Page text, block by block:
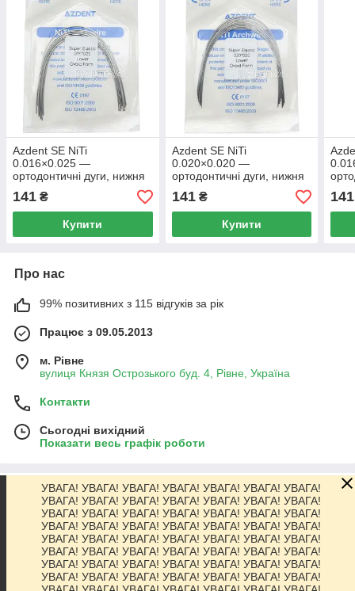
Azdent SE NiTi
0.016×0.025 —
ортодонтичні дуги, нижня
щелепа, Ovoid Form, 10
шт.
141 ₴
Купити
Azdent SE NiTi
0.020×0.020 —
ортодонтичні дуги, нижня
щелепа, Ovoid Form, 10
шт.
141₴
Купити
шт.
141
Про нас
99% позитивних з 115 відгуків за рік
Працює з 09.05.2013
м. Рівне
вулиця Князя Острозького буд. 4, Рівне, Україна
Контакти
Сьогодні вихідний
Показати весь графік роботи
Про нас
Контакти
Доставка та оплата
УВАГА! УВАГА! УВАГА! УВАГА! УВАГА! УВАГА! УВАГА!
УВАГА! УВАГА! УВАГА! УВАГА! УВАГА! УВАГА! УВАГА!
УВАГА! УВАГА! УВАГА! УВАГА! УВАГА! УВАГА! УВАГА!
УВАГА! УВАГА! УВАГА! УВАГА! УВАГА! УВАГА! УВАГА!
УВАГА! УВАГА! УВАГА! УВАГА! УВАГА! УВАГА! УВАГА!
УВАГА! УВАГА! УВАГА! УВАГА! УВАГА! УВАГА! УВАГА!
УВАГА! УВАГА! УВАГА! УВАГА! УВАГА! УВАГА! УВАГА!
УВАГА! УВАГА! УВАГА! УВАГА! УВАГА! УВАГА! УВАГА!